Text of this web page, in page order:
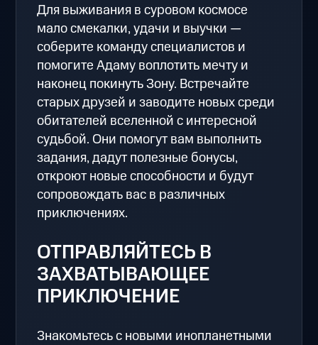
Для выживания в суровом космосе
мало смекалки, удачи и выучки —
соберите команду специалистов и
помогите Адаму воплотить мечту и
наконец покинуть Зону. Встречайте
старых друзей и заводите новых среди
обитателей вселенной с интересной
судьбой. Они помогут вам выполнить
задания, дадут полезные бонусы,
откроют новые способности и будут
сопровождать вас в различных
приключениях.
ОТПРАВЛЯЙТЕСЬ В
ЗАХВАТЫВАЮЩЕЕ
ПРИКЛЮЧЕНИЕ
Знакомьтесь с новыми инопланетными